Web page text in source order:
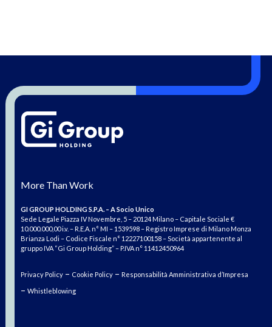
More Than Work
GI GROUP HOLDING S.P.A. – A Socio Unico
Sede Legale Piazza IV Novembre, 5 – 20124 Milano – Capitale Sociale €
10.000.000,00 i.v. – R.E.A. n° MI – 1539598 – Registro Imprese di Milano Monza
Brianza Lodi – Codice Fiscale n° 12227100158 – Società appartenente al
gruppo IVA “Gi Group Holding” – P.IVA n° 11412450964
Privacy Policy– Cookie Policy– Responsabilità Amministrativa d’Impresa
– Whistleblowing